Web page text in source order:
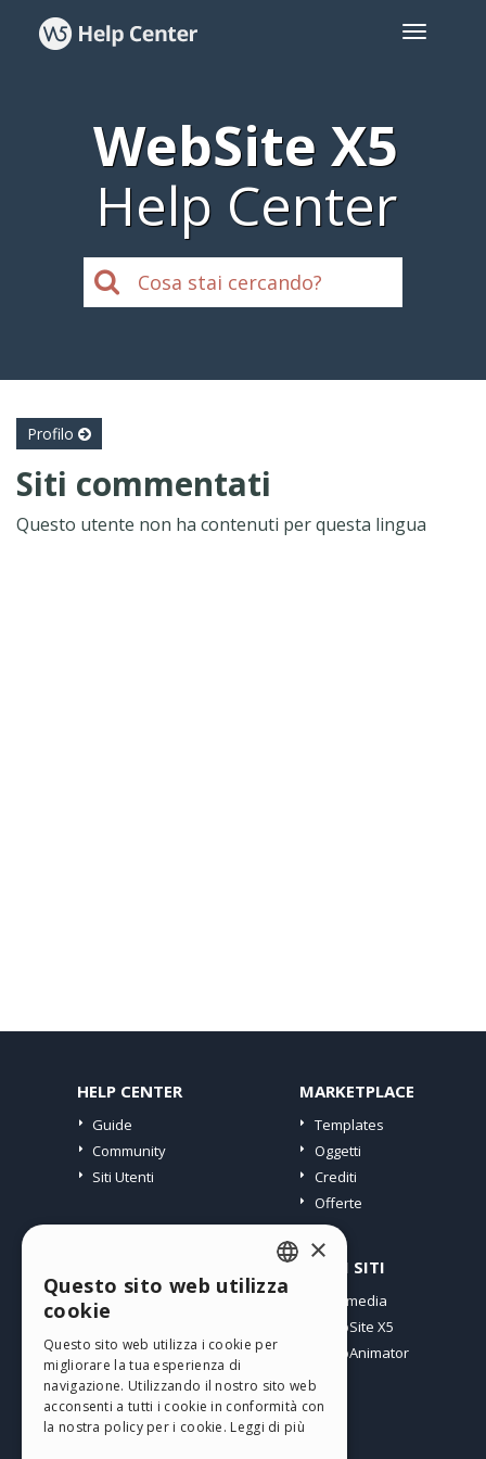
WebSite X5
Help Center
Profilo
Siti commentati
Questo utente non ha contenuti per questa lingua
HELP CENTER
Guide
Community
Siti Utenti
MARKETPLACE
Templates
Oggetti
Crediti
Offerte
I miei post
I miei Download
Spazio Web
I miei Crediti
ALTRI SITI
Incomedia
WebSite X5
WebAnimator
ENGLISH
SPANISH
PORTUGUESE
×
Questo sito web utilizza
cookie
Questo sito web utilizza i cookie per
migliorare la tua esperienza di
navigazione. Utilizzando il nostro sito web
acconsenti a tutti i cookie in conformità con
la nostra policy per i cookie. Leggi di più